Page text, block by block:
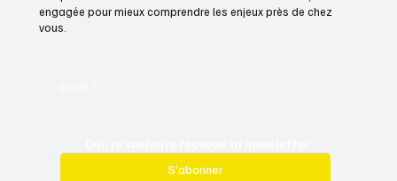
engagée pour mieux comprendre les enjeux près de chez
vous.
S’abonner